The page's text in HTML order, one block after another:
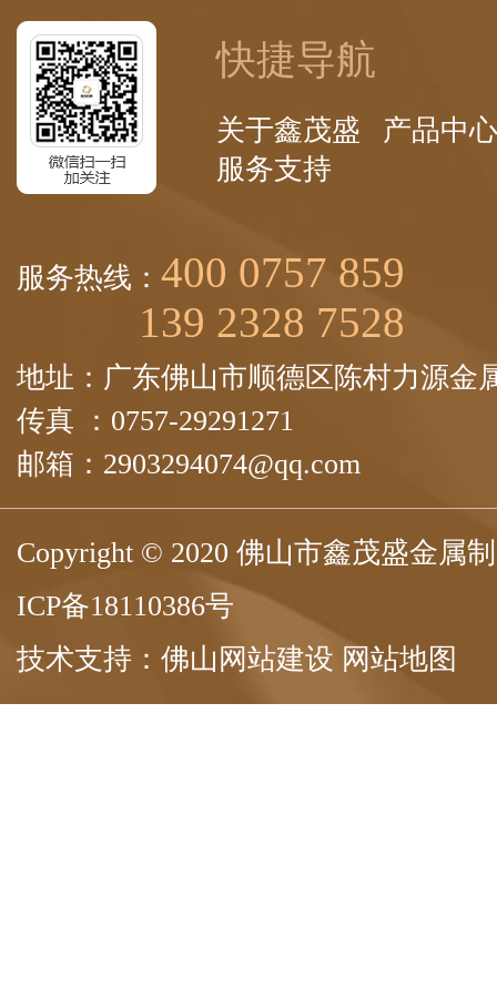
快捷导航
关于鑫茂盛
产品中心
服务支持
服务热线： 400 0757 859
139 2328 7528
地址：广东佛山市顺德区陈村力源金
传真 ：0757-29291271
邮箱：2903294074@qq.com
Copyright © 2020 佛山市鑫茂盛金属
ICP备18110386号
技术支持： 佛山网站建设 网站地图